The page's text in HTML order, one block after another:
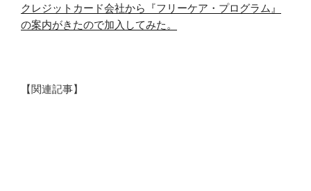
クレジットカード会社から『フリーケア・プログラム』
の案内がきたので加入してみた。
【関連記事】